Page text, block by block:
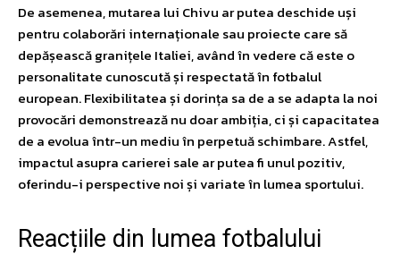
De asemenea, mutarea lui Chivu ar putea deschide uși
pentru colaborări internaționale sau proiecte care să
depășească granițele Italiei, având în vedere că este o
personalitate cunoscută și respectată în fotbalul
european. Flexibilitatea și dorința sa de a se adapta la noi
provocări demonstrează nu doar ambiția, ci și capacitatea
de a evolua într-un mediu în perpetuă schimbare. Astfel,
impactul asupra carierei sale ar putea fi unul pozitiv,
oferindu-i perspective noi și variate în lumea sportului.
Reacțiile din lumea fotbalului